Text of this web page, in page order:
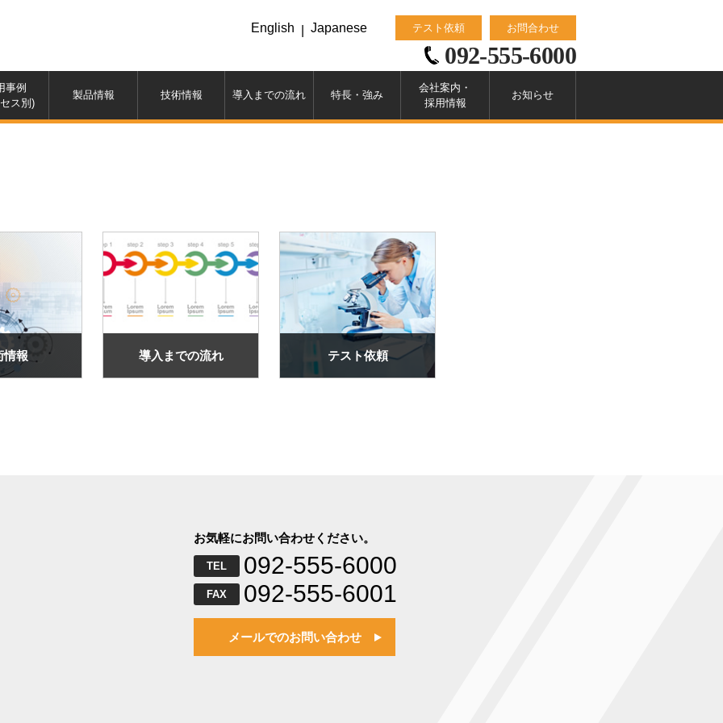
English Japanese テスト依頼 お問合わせ
092-555-6000
事例
ス別)
製品情報 技術情報 導入までの流れ 特長・強み
会社案内・
採用情報
お知らせ
情報 導入までの流れ テスト依頼
お気軽にお問い合わせください。
TEL 092-555-6000
FAX 092-555-6001
メールでのお問い合わせ